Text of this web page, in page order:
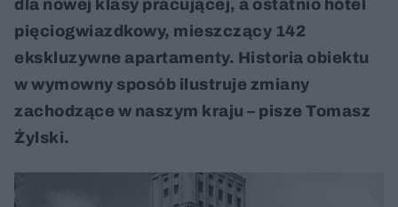
dla nowej klasy pracującej, a ostatnio hotel
pięciogwiazdkowy, mieszczący 142
ekskluzywne apartamenty. Historia obiektu
w wymowny sposób ilustruje zmiany
zachodzące w naszym kraju – pisze Tomasz
Żylski.